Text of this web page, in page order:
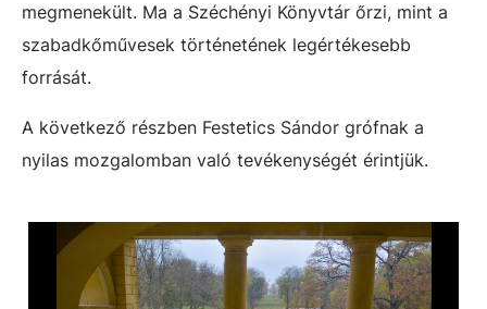
megmenekült. Ma a Széchényi Könyvtár őrzi, mint a
szabadkőművesek történetének legértékesebb
forrását.
A következő részben Festetics Sándor grófnak a
nyilas mozgalomban való tevékenységét érintjük.